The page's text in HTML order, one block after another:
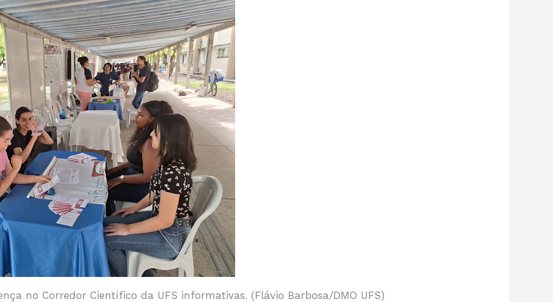
no Corredor Científico da UFS informativas. (Flávio Barbosa/DMO UFS)